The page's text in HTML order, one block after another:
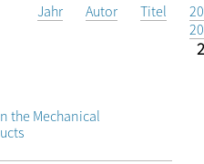
the Mechanical
Titel
Autor
Jahr